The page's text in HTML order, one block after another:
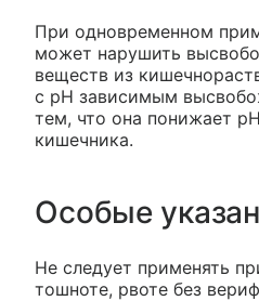
При одновременном
может нарушить
веществ из
с рН зависимым
тем, что она понижает
кишечника.
Особые
Не следует применять
тошноте, рвоте без